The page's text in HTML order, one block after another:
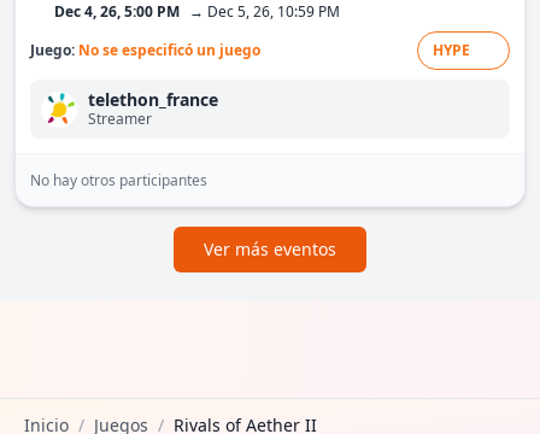
Dec 4, 26, 5:00 PM → Dec 5, 26, 10:59 PM
Juego: No se especificó un juego HYPE
telethon_france
Streamer
No hay otros participantes
Ver más eventos
Inicio / Juegos / Rivals of Aether II